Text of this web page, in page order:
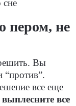
пером, не
Вы
“против”.
все еще
все